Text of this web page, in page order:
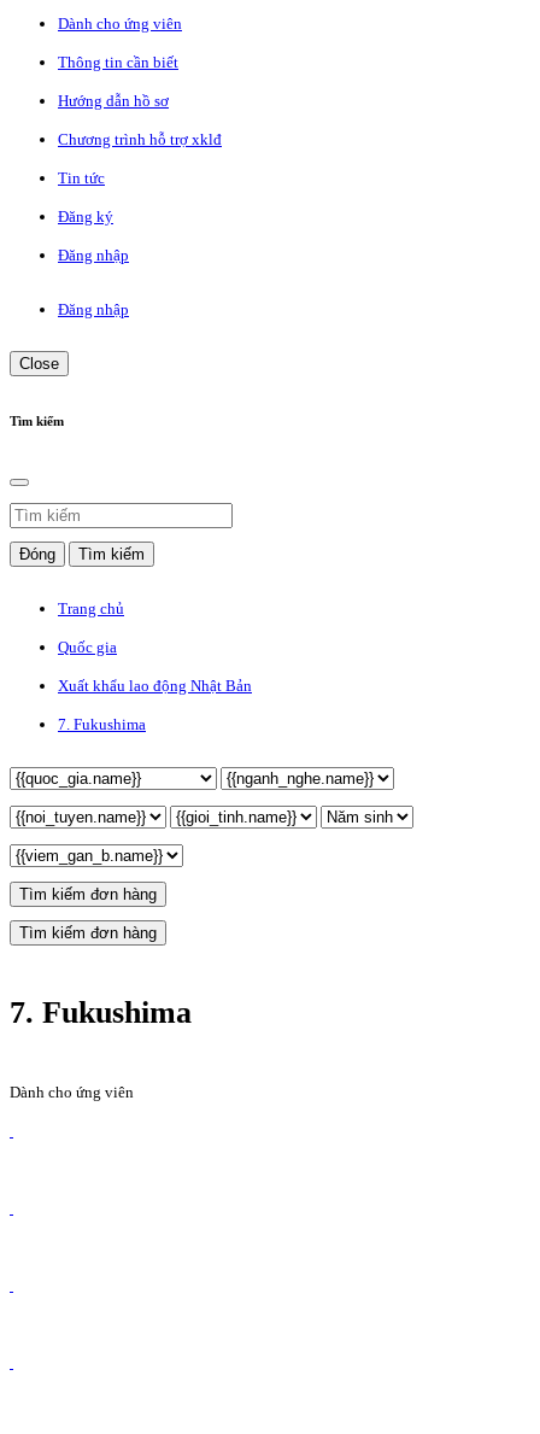
Dành cho ứng viên
Thông tin cần biết
Hướng dẫn hồ sơ
Chương trình hỗ trợ xklđ
Tin tức
Đăng ký
Đăng nhập
Đăng nhập
Close
Tìm kiếm
Đóng Tìm kiếm
Trang chủ
Quốc gia
Xuất khẩu lao động Nhật Bản
7. Fukushima
Tìm kiếm đơn hàng
Tìm kiếm đơn hàng
7. Fukushima
Dành cho ứng viên